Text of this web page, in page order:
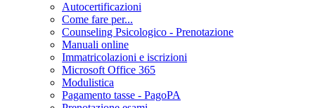
Autocertificazioni
Come fare per...
Counseling Psicologico - Prenotazione
Manuali online
Immatricolazioni e iscrizioni
Microsoft Office 365
Modulistica
Pagamento tasse - PagoPA